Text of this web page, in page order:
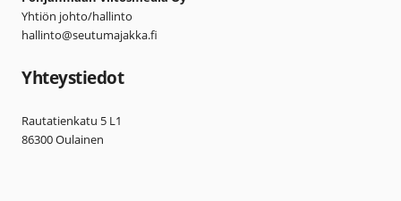
Yhtiön johto/hallinto
hallinto@seutumajakka.fi
Yhteystiedot
Rautatienkatu 5 L1
86300 Oulainen